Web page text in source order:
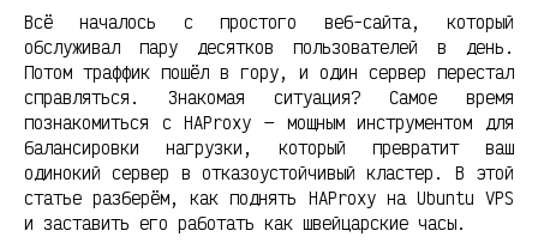
Всё началось с простого веб-сайта, который
обслуживал пару десятков пользователей в день.
Потом траффик пошёл в гору, и один сервер перестал
справляться. Знакомая ситуация? Самое время
познакомиться с HAProxy — мощным инструментом для
балансировки нагрузки, который превратит ваш
одинокий сервер в отказоустойчивый кластер. В этой
статье разберём, как поднять HAProxy на Ubuntu VPS
и заставить его работать как швейцарские часы.